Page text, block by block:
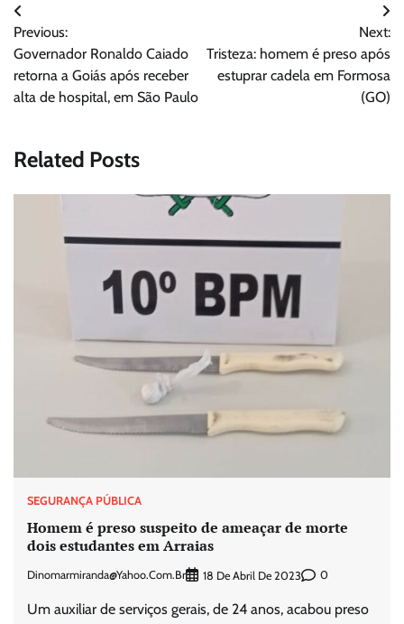
Navegação
de
Post
Previous:
Governador Ronaldo Caiado
retorna a Goiás após receber
alta de hospital, em São Paulo
Next:
Tristeza: homem é preso após
estuprar cadela em Formosa
(GO)
Related Posts
SEGURANÇA PÚBLICA
Homem é preso suspeito de ameaçar de morte
dois estudantes em Arraias
Dinomarmiranda@yahoo.com.br 18 De Abril De 2023 0
Um auxiliar de serviços gerais, de 24 anos, acabou preso